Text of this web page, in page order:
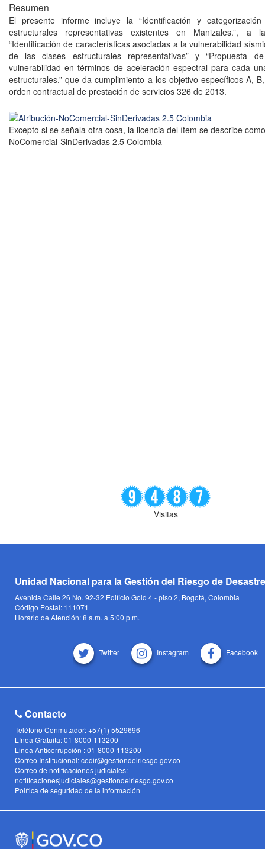
Resumen
El presente informe incluye la “Identificación y
estructurales representativas existentes en Manizales.”,
“Identificación de características asociadas a la vulnerabilidad
de las clases estructurales representativas” y “Propuesta
vulnerabilidad en términos de aceleración espectral para cada
estructurales.” que da cumplimiento a los objetivo específicos A,
orden contractual de prestación de servicios 326 de 2013.
Excepto si se señala otra cosa, la licencia del ítem se describe
NoComercial-SinDerivadas 2.5 Colombia
Visitas
Unidad Nacional para la Gestión del Riesgo de
Avenida Calle 26 No. 92-32 Edificio Gold 4 - piso 2, Bogotá, Colombia
Código Postal: 111071
Horario de Atención: 8 a.m. a 5:00 p.m.
Twitter Instagram Facebook
Contacto
Teléfono Conmutador: +57(1) 5529696
Línea Gratuita: 01-8000-113200
Linea Anticorrupción : 01-8000-113200
Correo Institucional: cedir@gestiondelriesgo.gov.co
Correo de notificaciones judiciales:
notificacionesjudiciales@gestiondelriesgo.gov.co
Política de seguridad de la información